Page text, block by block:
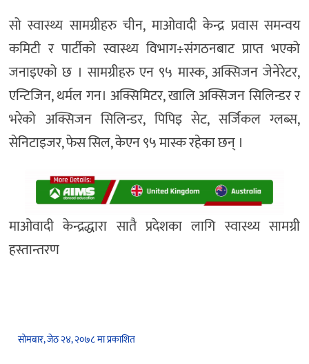
सो स्वास्थ्य सामग्रीहरु चीन, माओवादी केन्द्र प्रवास समन्वय
कमिटी र पार्टीको स्वास्थ्य विभाग÷संगठनबाट प्राप्त भएको
जनाइएको छ । सामग्रीहरु एन ९५ मास्क, अक्सिजन जेनेरेटर,
एन्टिजिन, थर्मल गन। अक्सिमिटर, खालि अक्सिजन सिलिन्डर र
भरेको अक्सिजन सिलिन्डर, पिपिइ सेट, सर्जिकल ग्लब्स,
सेनिटाइजर, फेस सिल, केएन ९५ मास्क रहेका छन् ।
माओवादी केन्द्रद्धारा सातै प्रदेशका लागि स्वास्थ्य सामग्री
हस्तान्तरण
सोमबार, जेठ २४, २०७८ मा प्रकाशित